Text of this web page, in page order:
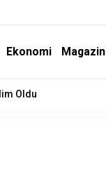
Ekonomi Magazin
Oldu